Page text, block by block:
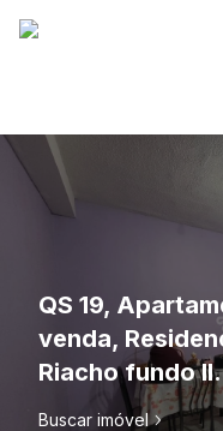
QS 19,
venda,
Riacho fundo II.
Buscar imóvel